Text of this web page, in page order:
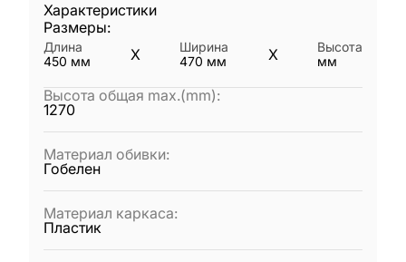
Характеристики
Размеры:
Длина
450 мм X
Ширина
470 мм X
Высота
мм
Высота общая max.(mm):
1270
Материал обивки:
Гобелен
Материал каркаса:
Пластик